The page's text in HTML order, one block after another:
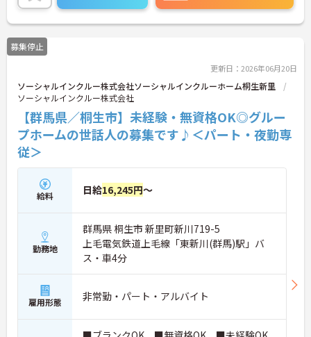
募集停止
更新日：2026年06月20日
ソーシャルインクルー株式会社ソーシャルインクルーホーム桐生新里
ソーシャルインクルー株式会社
【群馬県／桐生市】未経験・無資格OK◎グルー
プホームの世話人の募集です♪＜パート・夜勤専
従＞
給料 日給16,245円～
勤務地
群馬県 桐生市 新里町新川719-5
上毛電気鉄道上毛線「東新川(群馬)駅」バ
ス・車4分
雇用形態 非常勤・パート・アルバイト